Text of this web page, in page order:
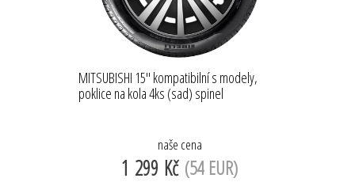
MITSUBISHI 15'' kompatibilní s modely,
poklice na kola 4ks (sad) spinel
naše cena
1 299 Kč (54 EUR)